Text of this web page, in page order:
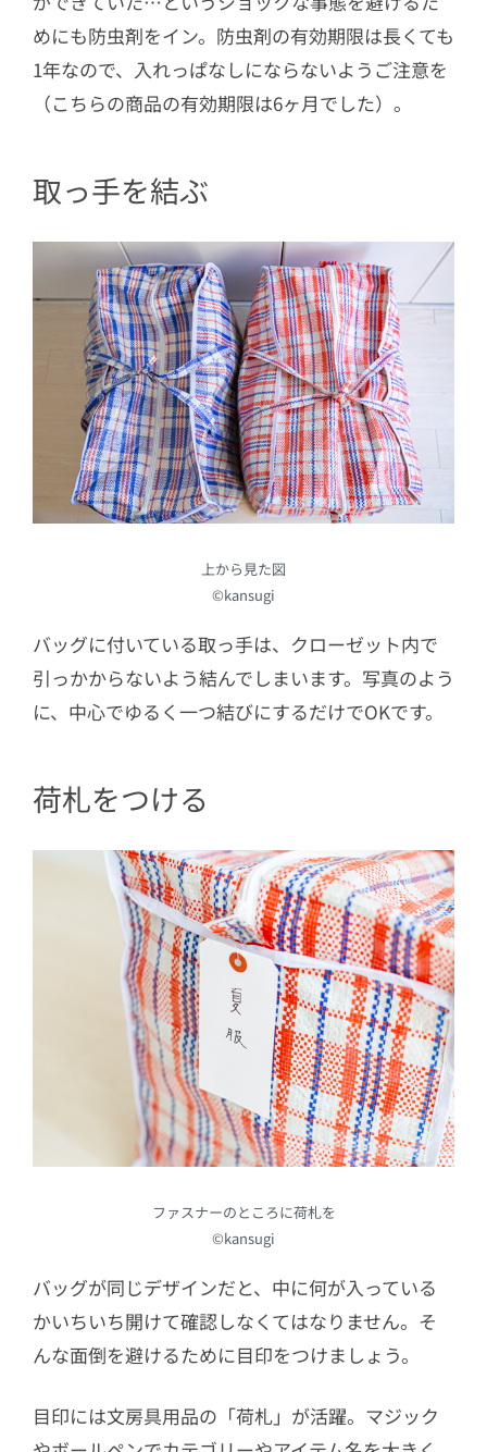
めにも防虫剤をイン。防虫剤の有効期限は長くても
1年なので、入れっぱなしにならないようご注意を
（こちらの商品の有効期限は6ヶ月でした）。
取っ手を結ぶ
上から見た図
©kansugi
バッグに付いている取っ手は、クローゼット内で
引っかからないよう結んでしまいます。写真のよう
に、中心でゆるく一つ結びにするだけでOKです。
荷札をつける
ファスナーのところに荷札を
©kansugi
バッグが同じデザインだと、中に何が入っている
かいちいち開けて確認しなくてはなりません。そ
んな面倒を避けるために目印をつけましょう。
目印には文房具用品の「荷札」が活躍。マジック